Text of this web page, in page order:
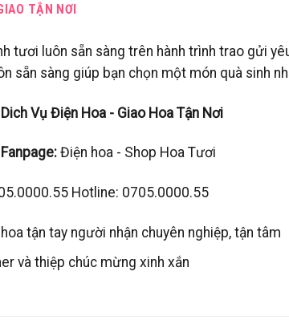
TẬN NƠI
tươi luôn sẵn sàng trên hành trình trao gửi
sẵn sàng giúp bạn chọn một món quà sinh
Vụ Điện Hoa - Giao Hoa Tận Nơi
Điện hoa - Shop Hoa Tươi
Hotline: 0705.0000.55
tận tay người nhận chuyên nghiệp, tận tâm
và thiệp chúc mừng xinh xắn